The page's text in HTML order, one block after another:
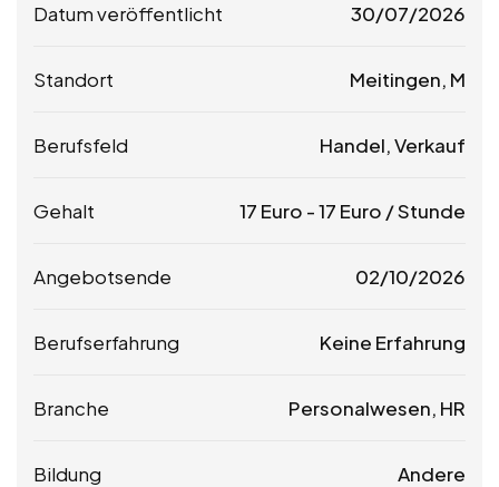
Datum veröffentlicht 30/07/2026
Standort Meitingen, M
Berufsfeld Handel, Verkauf
Gehalt 17 Euro -17 Euro / Stunde
Angebotsende 02/10/2026
Berufserfahrung Keine Erfahrung
Branche Personalwesen, HR
Bildung Andere